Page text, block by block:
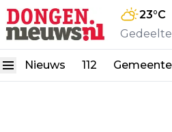
23°C
Nieuws 112 Gemeente